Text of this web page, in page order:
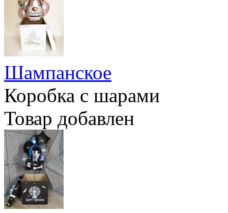
Шампанское
Коробка с шарами
Товар добавлен